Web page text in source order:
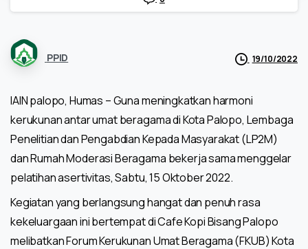
PPID 19/10/2022
IAIN palopo, Humas – Guna meningkatkan harmoni
kerukunan antar umat beragama di Kota Palopo, Lembaga
Penelitian dan Pengabdian Kepada Masyarakat (LP2M)
dan Rumah Moderasi Beragama bekerja sama menggelar
pelatihan asertivitas, Sabtu, 15 Oktober 2022.
Kegiatan yang berlangsung hangat dan penuh rasa
kekeluargaan ini bertempat di Cafe Kopi Bisang Palopo
melibatkan Forum Kerukunan Umat Beragama (FKUB) Kota